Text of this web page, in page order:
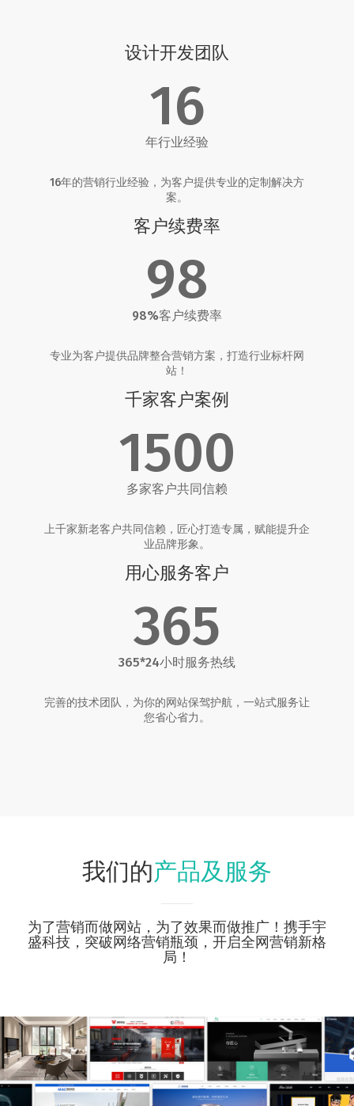
设计开发团队
16
年行业经验
16年的营销行业经验，为客户提供专业的定制解决方
案。
客户续费率
98
98%客户续费率
专业为客户提供品牌整合营销方案，打造行业标杆网
站！
千家客户案例
1500
多家客户共同信赖
上千家新老客户共同信赖，匠心打造专属，赋能提升企
业品牌形象。
用心服务客户
365
365*24小时服务热线
完善的技术团队，为你的网站保驾护航，一站式服务让
您省心省力。
我们的产品及服务
为了营销而做网站，为了效果而做推广！携手宇
盛科技，突破网络营销瓶颈，开启全网营销新格
局！